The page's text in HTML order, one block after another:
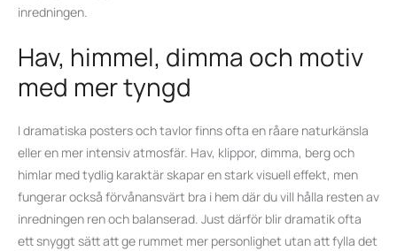
inredningen.
Hav, himmel, dimma och motiv
med mer tyngd
I dramatiska posters och tavlor finns ofta en råare naturkänsla
eller en mer intensiv atmosfär. Hav, klippor, dimma, berg och
himlar med tydlig karaktär skapar en stark visuell effekt, men
fungerar också förvånansvärt bra i hem där du vill hålla resten av
inredningen ren och balanserad. Just därför blir dramatik ofta
ett snyggt sätt att ge rummet mer personlighet utan att fylla det